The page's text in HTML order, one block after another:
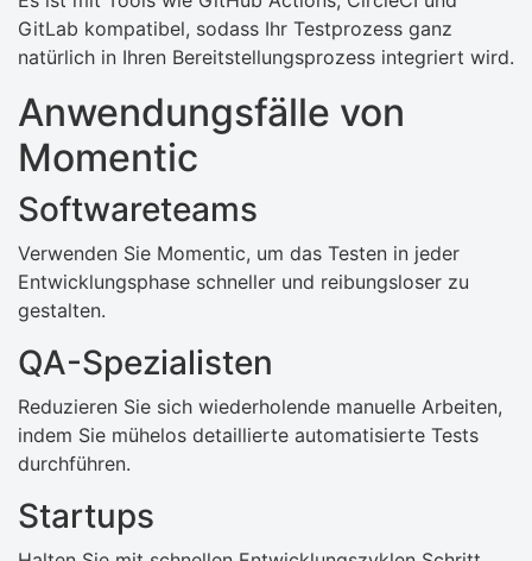
GitLab kompatibel, sodass Ihr Testprozess ganz
natürlich in Ihren Bereitstellungsprozess integriert wird.
Anwendungsfälle von
Momentic
Softwareteams
Verwenden Sie Momentic, um das Testen in jeder
Entwicklungsphase schneller und reibungsloser zu
gestalten.
QA-Spezialisten
Reduzieren Sie sich wiederholende manuelle Arbeiten,
indem Sie mühelos detaillierte automatisierte Tests
durchführen.
Startups